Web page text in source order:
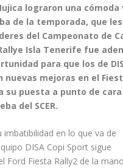
lograron una
de la temporada, que
del Campeonato de
Isla Tenerife fue
para que los de
nuevas mejoras en el
su puesta a punto de cara
del SCER.
imbatibilidad en lo que va de
DISA Copi Sport sigue
Ford Fiesta Rally2 de la